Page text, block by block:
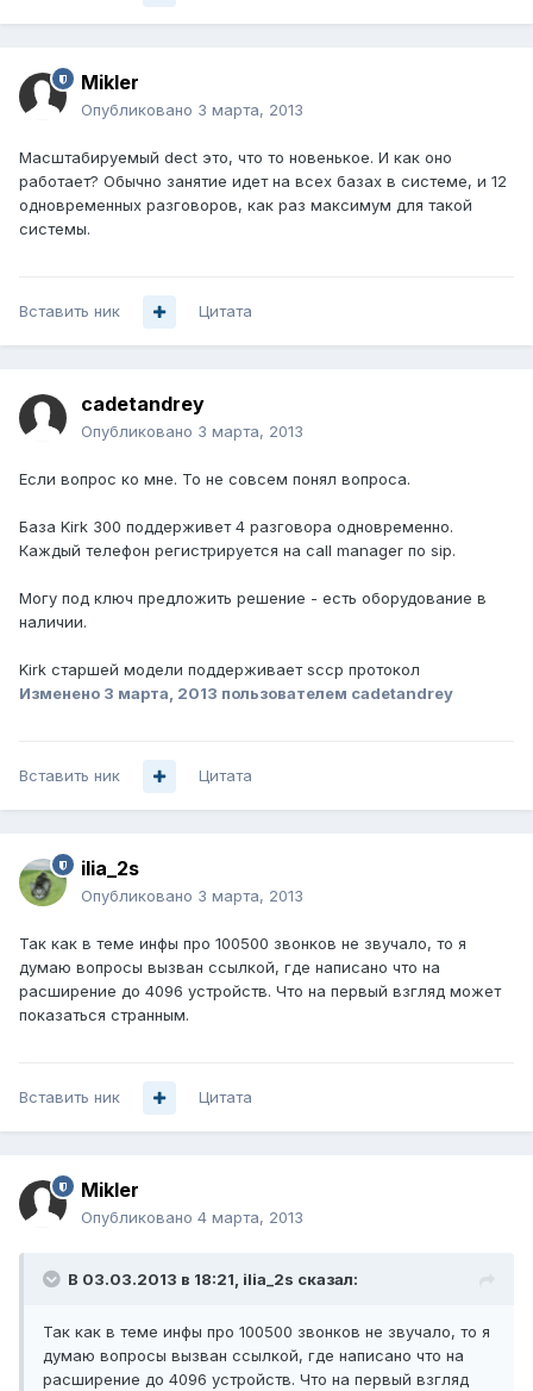
Mikler
Опубликовано 3 марта, 2013
Масштабируемый dect это, что то новенькое. И как оно
работает? Обычно занятие идет на всех базах в системе, и 12
одновременных разговоров, как раз максимум для такой
системы.
Вставить ник Цитата
cadetandrey
Опубликовано 3 марта, 2013
Если вопрос ко мне. То не совсем понял вопроса.
База Kirk 300 поддерживет 4 разговора одновременно.
Каждый телефон регистрируется на call manager по sip.
Могу под ключ предложить решение - есть оборудование в
наличии.
Kirk старшей модели поддерживает sccp протокол
Изменено 3 марта, 2013 пользователем cadetandrey
Вставить ник Цитата
ilia_2s
Опубликовано 3 марта, 2013
Так как в теме инфы про 100500 звонков не звучало, то я
думаю вопросы вызван ссылкой, где написано что на
расширение до 4096 устройств. Что на первый взгляд может
показаться странным.
Вставить ник Цитата
Mikler
Опубликовано 4 марта, 2013
В 03.03.2013 в 18:21, ilia_2s сказал:
Так как в теме инфы про 100500 звонков не звучало, то я
думаю вопросы вызван ссылкой, где написано что на
расширение до 4096 устройств. Что на первый взгляд